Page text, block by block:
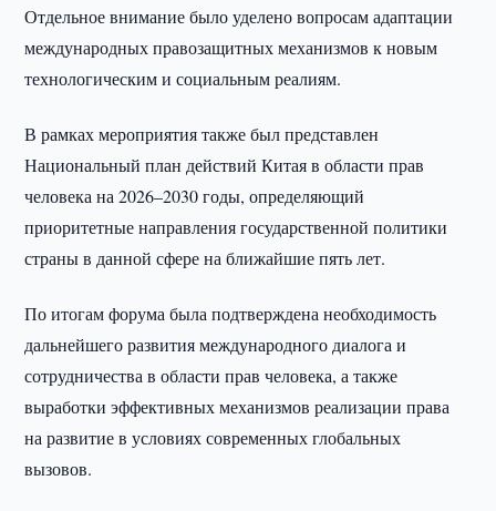
Отдельное внимание было уделено вопросам адаптации
международных правозащитных механизмов к новым
технологическим и социальным реалиям.
В рамках мероприятия также был представлен
Национальный план действий Китая в области прав
человека на 2026–2030 годы, определяющий
приоритетные направления государственной политики
страны в данной сфере на ближайшие пять лет.
По итогам форума была подтверждена необходимость
дальнейшего развития международного диалога и
сотрудничества в области прав человека, а также
выработки эффективных механизмов реализации права
на развитие в условиях современных глобальных
вызовов.